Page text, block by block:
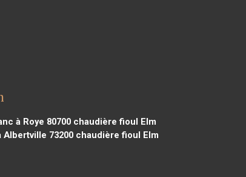
à Roye 80700 chaudière fioul Elm
73200chaudière fioul Elm